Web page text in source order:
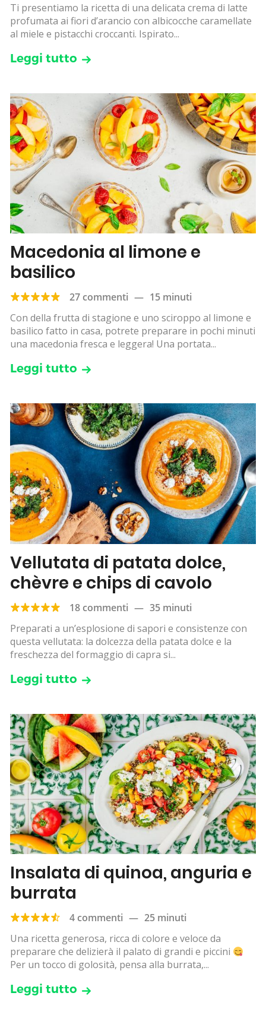
Ti presentiamo la ricetta di una delicata crema di latte
profumata ai fiori d’arancio con albicocche caramellate
al miele e pistacchi croccanti. Ispirato...
Leggi tutto
Macedonia al limone e
basilico
27 commenti — 15 minuti
Con della frutta di stagione e uno sciroppo al limone e
basilico fatto in casa, potrete preparare in pochi minuti
una macedonia fresca e leggera! Una portata...
Leggi tutto
Vellutata di patata dolce,
chèvre e chips di cavolo
18 commenti — 35 minuti
Preparati a un’esplosione di sapori e consistenze con
questa vellutata: la dolcezza della patata dolce e la
freschezza del formaggio di capra si...
Leggi tutto
Insalata di quinoa, anguria e
burrata
4 commenti — 25 minuti
Una ricetta generosa, ricca di colore e veloce da
preparare che delizierà il palato di grandi e piccini
Per un tocco di golosità, pensa alla burrata,...
Leggi tutto